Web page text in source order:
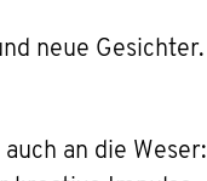
neue Gesichter.
an die Weser: